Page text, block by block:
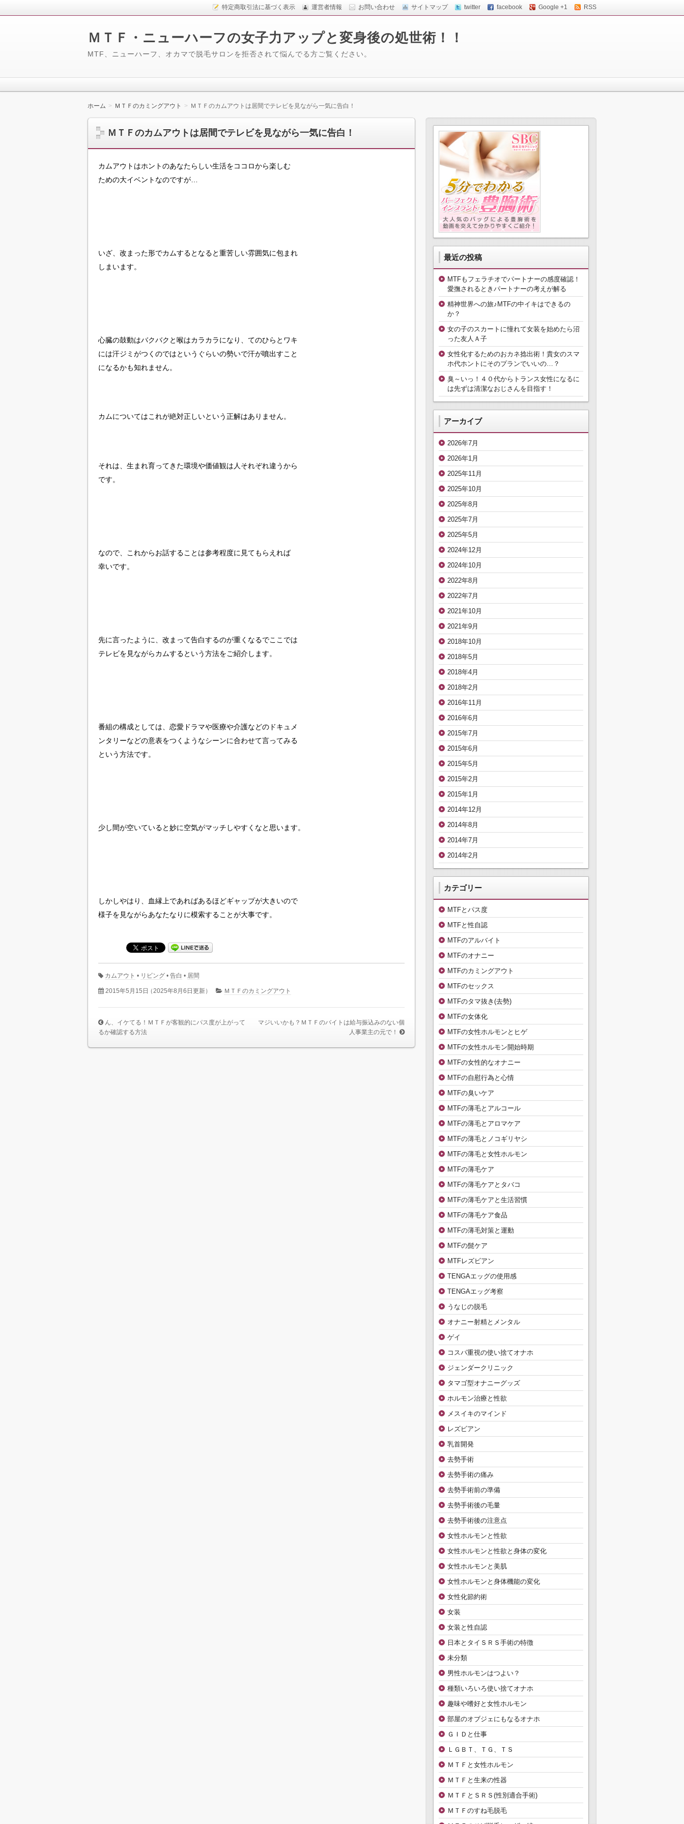
特定商取引法に基づく表示 運営者情報 お問い合わせ サイトマップ twitter facebook Google +1 RSS
ＭＴＦ・ニューハーフの女子力アップと変身後の処世術！！
MTF、ニューハーフ、オカマで脱毛サロンを拒否されて悩んでる方ご覧ください。
ホーム ＭＴＦのカミングアウト ＭＴＦのカムアウトは居間でテレビを見ながら一気に告白！
ＭＴＦのカムアウトは居間でテレビを見ながら一気に告白！
カムアウトはホントのあなたらしい生活をココロから楽しむ
ための大イベントなのですが…
いざ、改まった形でカムするとなると重苦しい雰囲気に包まれ
しまいます。
心臓の鼓動はバクバクと喉はカラカラになり、てのひらとワキ
には汗ジミがつくのではというぐらいの勢いで汗が噴出すこと
になるかも知れません。
カムについてはこれが絶対正しいという正解はありません。
それは、生まれ育ってきた環境や価値観は人それぞれ違うから
です。
なので、これからお話することは参考程度に見てもらえれば
幸いです。
先に言ったように、改まって告白するのが重くなるでここでは
テレビを見ながらカムするという方法をご紹介します。
番組の構成としては、恋愛ドラマや医療や介護などのドキュメ
ンタリーなどの意表をつくようなシーンに合わせて言ってみる
という方法です。
少し間が空いていると妙に空気がマッチしやすくなと思います。
しかしやはり、血縁上であればあるほどギャップが大きいので
様子を見ながらあなたなりに模索することが大事です。
カムアウト • リビング • 告白 • 居間
2015年5月15日（2025年8月6日更新） ＭＴＦのカミングアウト
ん、イケてる！ＭＴＦが客観的にパス度が上がって
るか確認する方法
マジいいかも？ＭＴＦのバイトは給与振込みのない個
人事業主の元で！
最近の投稿
MTFもフェラチオでパートナーの感度確認！
愛撫されるときパートナーの考えが解る
精神世界への旅♪MTFの中イキはできるの
か？
女の子のスカートに憧れて女装を始めたら沼
った友人Ａ子
女性化するためのおカネ捻出術！貴女のスマ
ホ代ホントにそのプランでいいの…？
臭～いっ！４０代からトランス女性になるに
は先ずは清潔なおじさんを目指す！
アーカイブ
2026年7月
2026年1月
2025年11月
2025年10月
2025年8月
2025年7月
2025年5月
2024年12月
2024年10月
2022年8月
2022年7月
2021年10月
2021年9月
2018年10月
2018年5月
2018年4月
2018年2月
2016年11月
2016年6月
2015年7月
2015年6月
2015年5月
2015年2月
2015年1月
2014年12月
2014年8月
2014年7月
2014年2月
カテゴリー
MTFとパス度
MTFと性自認
MTFのアルバイト
MTFのオナニー
MTFのカミングアウト
MTFのセックス
MTFのタマ抜き(去勢)
MTFの女体化
MTFの女性ホルモンとヒゲ
MTFの女性ホルモン開始時期
MTFの女性的なオナニー
MTFの自慰行為と心情
MTFの臭いケア
MTFの薄毛とアルコール
MTFの薄毛とアロマケア
MTFの薄毛とノコギリヤシ
MTFの薄毛と女性ホルモン
MTFの薄毛ケア
MTFの薄毛ケアとタバコ
MTFの薄毛ケアと生活習慣
MTFの薄毛ケア食品
MTFの薄毛対策と運動
MTFの髭ケア
MTFレズビアン
TENGAエッグの使用感
TENGAエッグ考察
うなじの脱毛
オナニー射精とメンタル
ゲイ
コスパ重視の使い捨てオナホ
ジェンダークリニック
タマゴ型オナニーグッズ
ホルモン治療と性欲
メスイキのマインド
レズビアン
乳首開発
去勢手術
去勢手術の痛み
去勢手術前の準備
去勢手術後の毛量
去勢手術後の注意点
女性ホルモンと性欲
女性ホルモンと性欲と身体の変化
女性ホルモンと美肌
女性ホルモンと身体機能の変化
女性化節約術
女装
女装と性自認
日本とタイＳＲＳ手術の特徴
未分類
男性ホルモンはつよい？
種類いろいろ使い捨てオナホ
趣味や嗜好と女性ホルモン
部屋のオブジェにもなるオナホ
ＧＩＤと仕事
ＬＧＢＴ、ＴＧ、ＴＳ
ＭＴＦと女性ホルモン
ＭＴＦと生来の性器
ＭＴＦとＳＲＳ(性別適合手術)
ＭＴＦのすね毛脱毛